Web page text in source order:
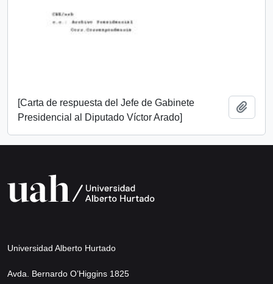
[Carta de respuesta del Jefe de Gabinete
Presidencial al Diputado Víctor Arado]
Universidad Alberto Hurtado
Avda. Bernardo O’Higgins 1825